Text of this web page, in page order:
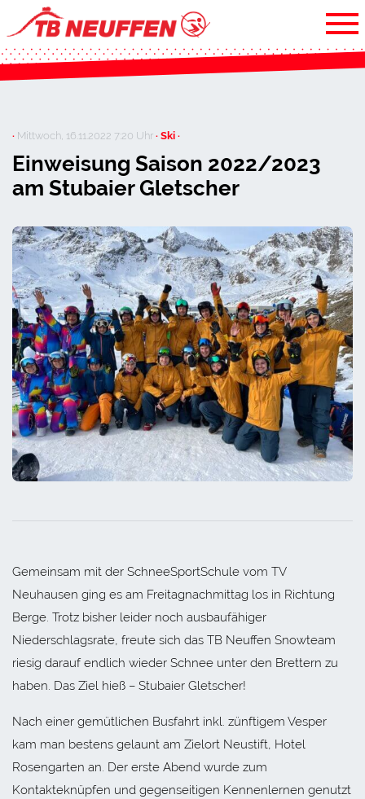
· Mittwoch, 16.11.2022 7:20 Uhr· Ski ·
Einweisung Saison 2022/2023
am Stubaier Gletscher
Gemeinsam mit der SchneeSportSchule vom TV
Neuhausen ging es am Freitagnachmittag los in Richtung
Berge. Trotz bisher leider noch ausbaufähiger
Niederschlagsrate, freute sich das TB Neuffen Snowteam
riesig darauf endlich wieder Schnee unter den Brettern zu
haben. Das Ziel hieß – Stubaier Gletscher!
Nach einer gemütlichen Busfahrt inkl. zünftigem Vesper
kam man bestens gelaunt am Zielort Neustift, Hotel
Rosengarten an. Der erste Abend wurde zum
Kontakteknüpfen und gegenseitigen Kennenlernen genutzt